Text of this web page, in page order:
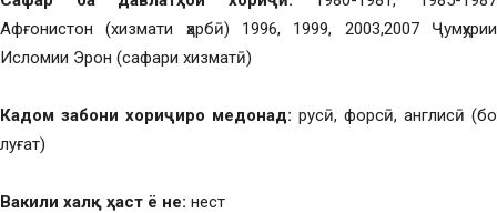
Афғонистон (хизмати ҳарбӣ) 1996, 1999, 2003,2007 Ҷумҳурии
Исломии Эрон (сафари хизматӣ)
Кадом забони хориҷиро медонад: русӣ, форсӣ, англисӣ (бо
луғат)
Вакили халқ ҳаст ё не: нест